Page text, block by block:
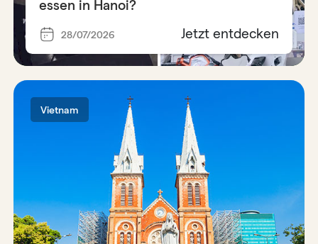
essen in Hanoi?
28/07/2026 Jetzt entdecken
Vietnam